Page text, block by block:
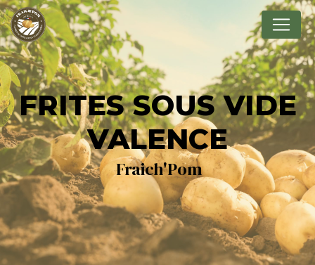
FRITES SOUS VIDE
VALENCE
Fraich'Pom
Panneau de gestion des cookies